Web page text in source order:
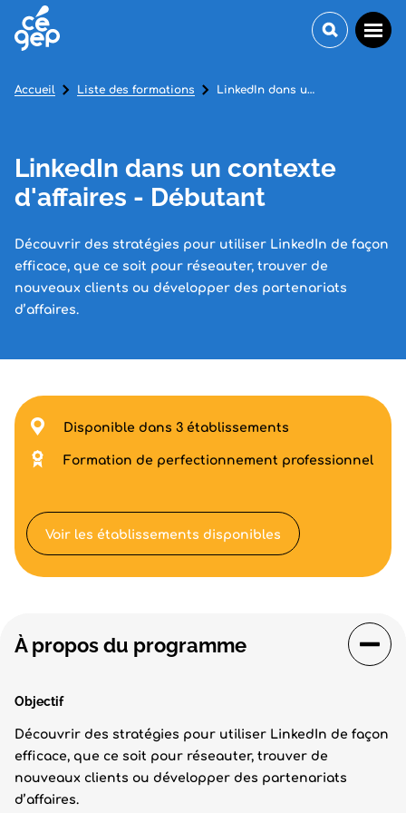
LinkedIn dans un contexte
d'affaires - Débutant
Découvrir des stratégies pour utiliser LinkedIn de façon
efficace, que ce soit pour réseauter, trouver de
nouveaux clients ou développer des partenariats
d’affaires.
Accueil Liste des formations LinkedIn dans un contexte d'affaires - Débutant
À propos du programme
Objectif
Découvrir des stratégies pour utiliser LinkedIn de façon
efficace, que ce soit pour réseauter, trouver de
nouveaux clients ou développer des partenariats
d’affaires.
Disponible dans 3 établissements
Formation de perfectionnement professionnel
Voir les établissements disponibles